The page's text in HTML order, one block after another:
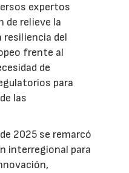
expertos
de relieve la
resiliencia del
frente al
de
para
las
2025 se remarcó
interregional para